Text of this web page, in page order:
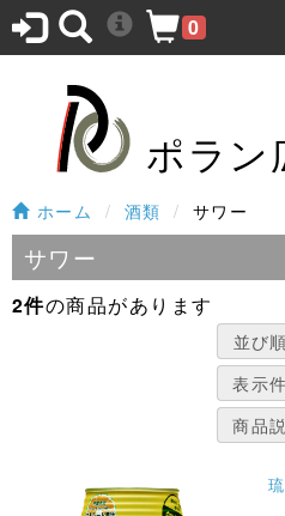
ポラン
0
ホーム 酒類 サワー
サワー
2件の商品があります
並び順
表示
商品